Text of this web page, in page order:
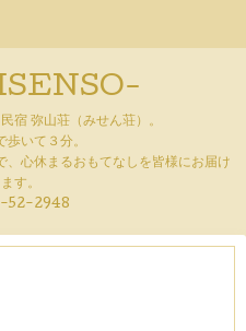
宿 弥山荘（みせん荘）。
歩いて３分。
、心休まるおもてなしを皆様にお届け
す。
52-2948